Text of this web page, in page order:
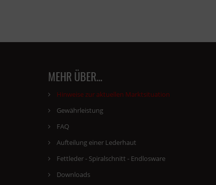
MEHR ÜBER...
Hinweise zur aktuellen Marktsituation
Gewährleistung
FAQ
Aufteilung einer Lederhaut
Fettleder - Spiralschnitt - Endlosware
Downloads